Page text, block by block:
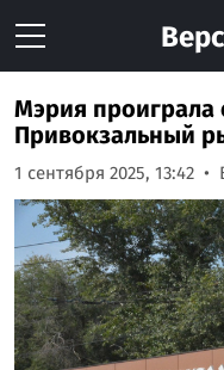
Мэрия проиграла
Привокзальный
1 сентября 2025, 13:42